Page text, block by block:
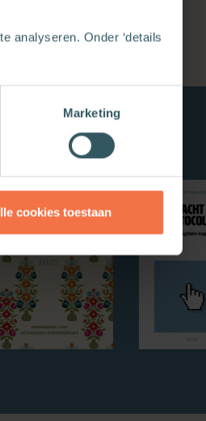
analyseren. Onder ‘details
Marketing
cookies toestaan